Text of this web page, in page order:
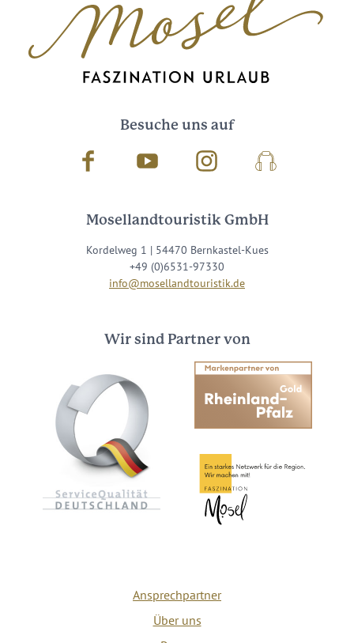
Besuche uns auf
Facebook Youtube InstagramPodcast
Mosellandtouristik GmbH
Kordelweg 1 | 54470 Bernkastel-Kues
+49 (0)6531-97330
info@mosellandtouristik.de
Wir sind Partner von
Ansprechpartner
Über uns